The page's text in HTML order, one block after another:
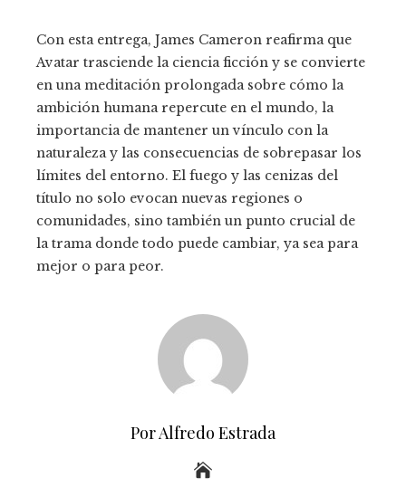
Con esta entrega, James Cameron reafirma que
Avatar trasciende la ciencia ficción y se convierte
en una meditación prolongada sobre cómo la
ambición humana repercute en el mundo, la
importancia de mantener un vínculo con la
naturaleza y las consecuencias de sobrepasar los
límites del entorno. El fuego y las cenizas del
título no solo evocan nuevas regiones o
comunidades, sino también un punto crucial de
la trama donde todo puede cambiar, ya sea para
mejor o para peor.
Por Alfredo Estrada